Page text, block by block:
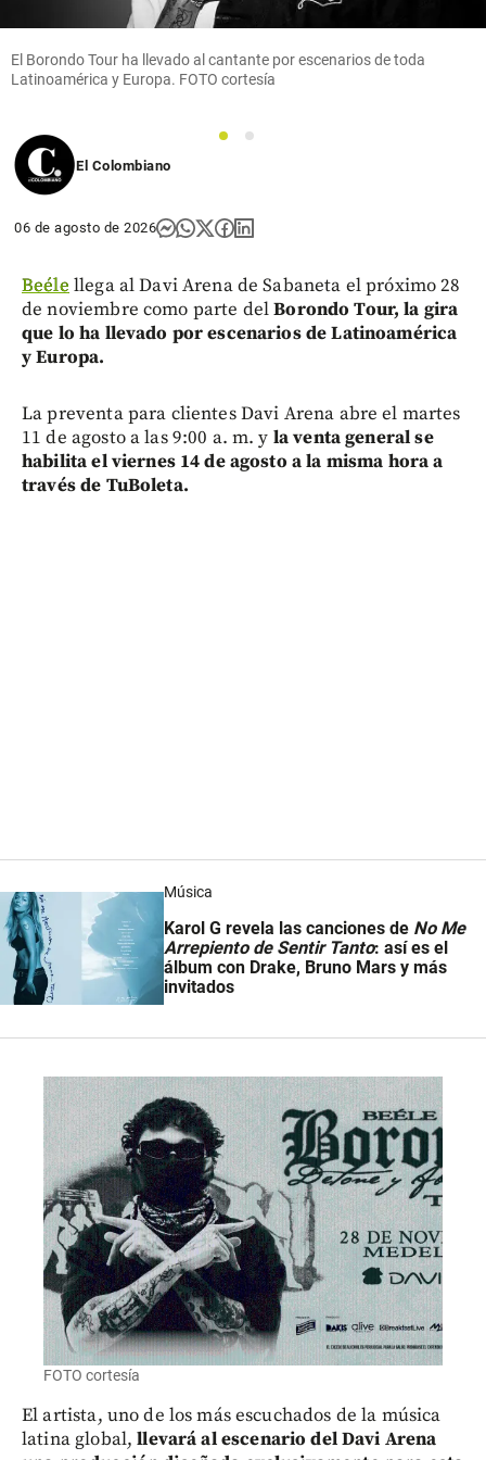
El Borondo Tour ha llevado al cantante por escenarios de toda
Latinoamérica y Europa. FOTO cortesía
1
2
El Colombiano
06 de agosto de 2026
Beéle llega al Davi Arena de Sabaneta el próximo 28
de noviembre como parte delBorondo Tour, la gira
que lo ha llevado por escenarios de Latinoamérica
y Europa.
La preventa para clientes Davi Arena abre el martes
11 de agosto a las 9:00 a. m. y la venta general se
habilita el viernes 14 de agosto a la misma hora a
través de TuBoleta.
Música
Karol G revela las canciones de No Me
Arrepiento de Sentir Tanto: así es el
álbum con Drake, Bruno Mars y más
invitados
FOTO cortesía
El artista, uno de los más escuchados de la música
latina global,llevará al escenario del Davi Arena